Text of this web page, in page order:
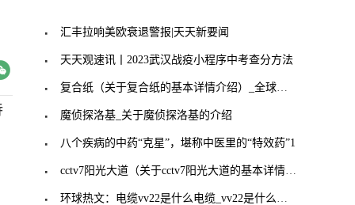
汇丰拉响美欧衰退警报|天天新要闻
天天观速讯丨2023武汉战疫小程序中考查分方法
复合纸（关于复合纸的基本详情介绍）_全球报道
魔侦探洛基_关于魔侦探洛基的介绍
八个疾病的中药“克星”，堪称中医里的“特效药”1
cctv7阳光大道（关于cctv7阳光大道的基本详情介绍）
环球热文：电缆vv22是什么电缆_vv22是什么电缆